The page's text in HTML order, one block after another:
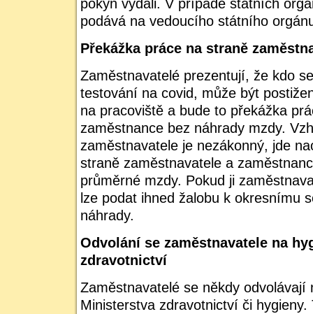
pokyn vydali. V případě státních
podává na vedoucího státního
Překážka práce na straně
Zaměstnavatelé prezentují, že kdo
testování na covid, může být
na pracoviště a bude to překážka
zaměstnance bez náhrady mzdy.
zaměstnavatele je nezákonný, jde
straně zaměstnavatele a
průměrné mzdy. Pokud ji
lze podat ihned žalobu k okresnímu
náhrady.
Odvolání se zaměstnavatele na
zdravotnictví
Zaměstnavatelé se někdy odvolávají
Ministerstva zdravotnictví či